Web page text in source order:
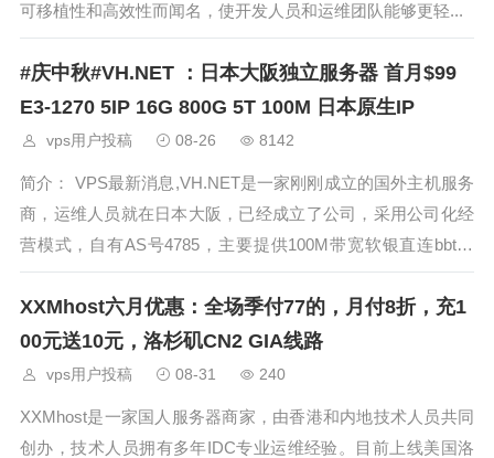
可移植性和高效性而闻名，使开发人员和运维团队能够更轻...
#庆中秋#VH.NET ：日本大阪独立服务器 首月$99
E3-1270 5IP 16G 800G 5T 100M 日本原生IP
vps用户投稿 08-26 8142
简介： VPS最新消息,VH.NET是一家刚刚成立的国外主机服务
商，运维人员就在日本大阪，已经成立了公司，采用公司化经
营模式，自有AS号4785，主要提供100M带宽软银直连bbtec
线路的独立服务器业务，最低5T流量起，采用日本原生IP，目
前测试net
XXMhost六月优惠：全场季付77的，月付8折，充1
00元送10元，洛杉矶CN2 GIA线路
vps用户投稿 08-31 240
XXMhost是一家国人服务器商家，由香港和内地技术人员共同
创办，技术人员拥有多年IDC专业运维经验。目前上线美国洛